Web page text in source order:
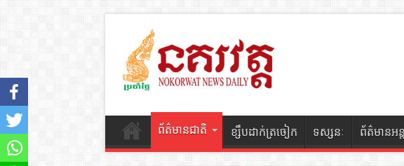
ព័ត៌មានជាតិ ខ្សឹបដាក់ត្រចៀក ទស្សនៈ ព័ត៌មានអន្